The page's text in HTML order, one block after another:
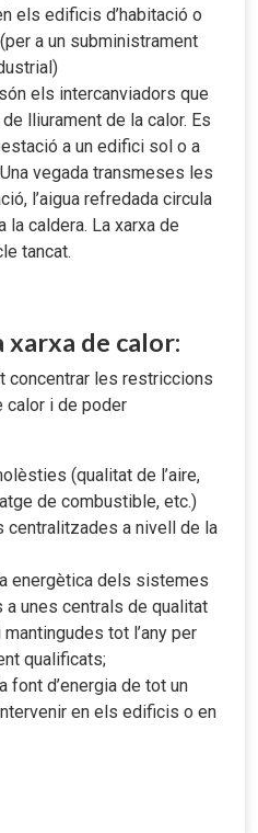
els edificis d’habitació o
a un subministrament
són els intercanviadors que
lliurament de la calor. Es
a un edifici sol o a
vegada transmeses les
l’aigua refredada circula
caldera. La xarxa de
tancat.
de calor:
concentrar les restriccions
calor i de poder
(qualitat de l’aire,
de combustible, etc.)
centralitzades a nivell de la
energètica dels sistemes
unes centrals de qualitat
tot l’any per
qualificats;
font d’energia de tot un
en els edificis o en